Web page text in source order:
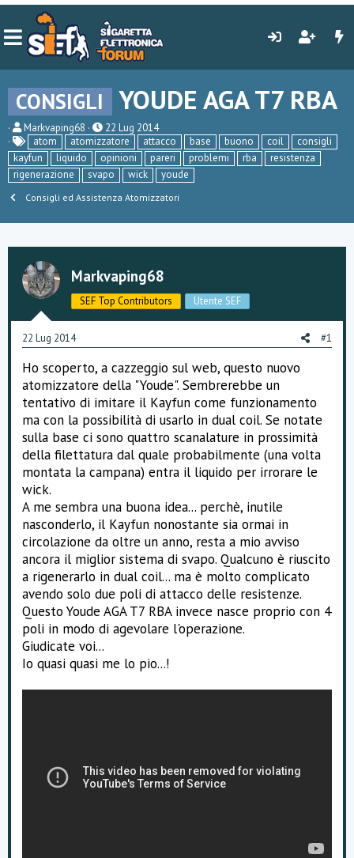
CONSIGLI YOUDE AGA T7 RBA
C
r
e
a
t
c
u
s
n
Markvaping68
D
a
t
a
d
i
22 Lug 2014
atom
atomizzatore attacco base buono coil
consigli
kayfun
liquido opinioni pareri problemi rba
resistenza
rigenerazione
svapo wick youde
Consigli ed Assistenza Atomizzatori
Markvaping68
SEF Top Contributors Utente SEF
22 Lug 2014 #1
Ho scoperto, a cazzeggio sul web, questo nuovo
atomizzatore della "Youde". Sembrerebbe un
tentativo di imitare il Kayfun come funzionamento
ma con la possibilità di usarlo in dual coil. Se notate
sulla base ci sono quattro scanalature in prossimità
della filettatura dal quale probabilmente (una volta
montata la campana) entra il liquido per irrorare le
wick.
A me sembra una buona idea... perchè, inutile
nasconderlo, il Kayfun nonostante sia ormai in
circolazione da oltre un anno, resta a mio avviso
ancora il miglior sistema di svapo. Qualcuno è riuscito
a rigenerarlo in dual coil... ma è molto complicato
avendo solo due poli di attacco delle resistenze.
Questo Youde AGA T7 RBA invece nasce proprio con 4
poli in modo di agevolare l'operazione.
Giudicate voi...
Io quasi quasi me lo pio...!